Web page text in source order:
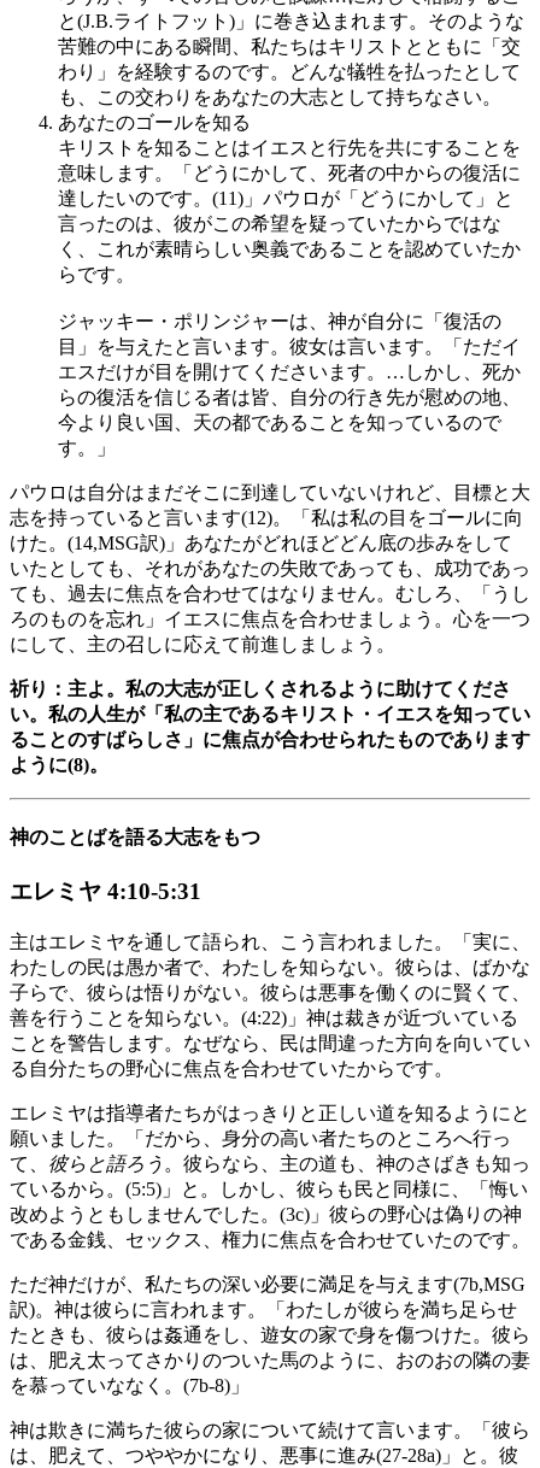
と(J.B.ライトフット)」に巻き込まれます。そのような
苦難の中にある瞬間、私たちはキリストとともに「交
わり」を経験するのです。どんな犠牲を払ったとして
も、この交わりをあなたの大志として持ちなさい。
あなたのゴールを知る
キリストを知ることはイエスと行先を共にすることを
意味します。「どうにかして、死者の中からの復活に
達したいのです。(11)」パウロが「どうにかして」と
言ったのは、彼がこの希望を疑っていたからではな
く、これが素晴らしい奥義であることを認めていたか
らです。
ジャッキー・ポリンジャーは、神が自分に「復活の
目」を与えたと言います。彼女は言います。「ただイ
エスだけが目を開けてくださいます。…しかし、死か
らの復活を信じる者は皆、自分の行き先が慰めの地、
今より良い国、天の都であることを知っているので
す。」
パウロは自分はまだそこに到達していないけれど、目標と大
志を持っていると言います(12)。「私は私の目をゴールに向
けた。(14,MSG訳)」あなたがどれほどどん底の歩みをして
いたとしても、それがあなたの失敗であっても、成功であっ
ても、過去に焦点を合わせてはなりません。むしろ、「うし
ろのものを忘れ」イエスに焦点を合わせましょう。心を一つ
にして、主の召しに応えて前進しましょう。
祈り：主よ。私の大志が正しくされるように助けてくださ
い。私の人生が「私の主であるキリスト・イエスを知ってい
ることのすばらしさ」に焦点が合わせられたものであります
ように(8)。
神のことばを語る大志をもつ
エレミヤ 4:10-5:31
主はエレミヤを通して語られ、こう言われました。「実に、
わたしの民は愚か者で、わたしを知らない。彼らは、ばかな
子らで、彼らは悟りがない。彼らは悪事を働くのに賢くて、
善を行うことを知らない。(4:22)」神は裁きが近づいている
ことを警告します。なぜなら、民は間違った方向を向いてい
る自分たちの野心に焦点を合わせていたからです。
エレミヤは指導者たちがはっきりと正しい道を知るようにと
願いました。「だから、身分の高い者たちのところへ行っ
て、 彼らと語ろう 。彼らなら、主の道も、神のさばきも知っ
ているから。(5:5)」と。しかし、彼らも民と同様に、「悔い
改めようともしませんでした。(3c)」彼らの野心は偽りの神
である金銭、セックス、権力に焦点を合わせていたのです。
ただ神だけが、私たちの深い必要に満足を与えます(7b,MSG
訳)。神は彼らに言われます。「わたしが彼らを満ち足らせ
たときも、彼らは姦通をし、遊女の家で身を傷つけた。彼ら
は、肥え太ってさかりのついた馬のように、おのおの隣の妻
を慕っていななく。(7b-8)」
神は欺きに満ちた彼らの家について続けて言います。「彼ら
は、肥えて、つややかになり、悪事に進み(27-28a)」と。彼